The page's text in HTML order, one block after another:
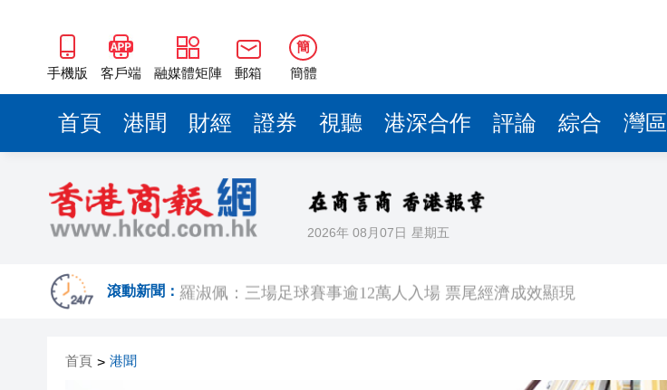
手機版 客戶端 融媒體矩陣 郵箱
簡
簡體
首頁 港聞 財經 證券 視聽 港深合作 評論 綜合 灣區
2026年 08月07日 星期五
滾動新聞： 羅淑佩：三場足球賽事逾12萬人入場 票尾經濟成效顯現
首頁 > 港聞